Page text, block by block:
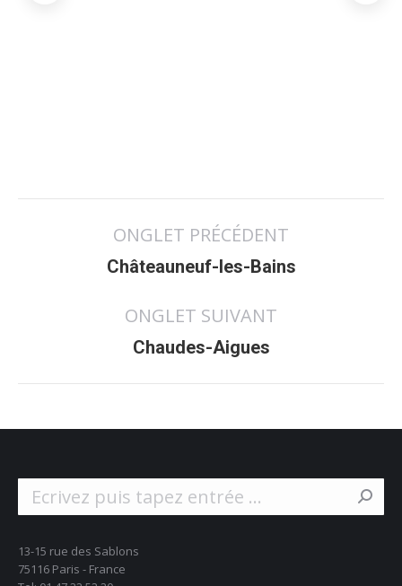
commentaire
ONGLET PRÉCÉDENT
Onglet
Châteauneuf-les-Bains
ONGLET SUIVANT
Projets
Chaudes-Aigues
13-15 rue des Sablons
75116 Paris - France